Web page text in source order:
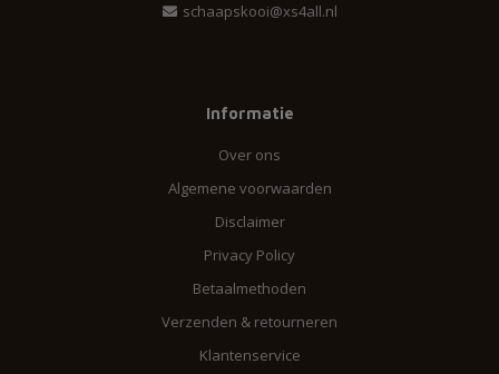
schaapskooi@xs4all.nl
Informatie
Over ons
Algemene voorwaarden
Disclaimer
Privacy Policy
Betaalmethoden
Verzenden & retourneren
Klantenservice